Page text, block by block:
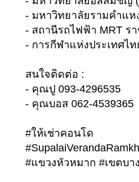
- มหาวิทยาลัยรามคำแห
- สถานีรถไฟฟ้า MRT ร
- การกีฬาแห่งประเทศไท
สนใจติดต่อ :
- คุณปู 093-4296535
- คุณบอส 062-4539365
#ให้เช่าคอนโด
#แขวงหัวหมาก #เขตบา